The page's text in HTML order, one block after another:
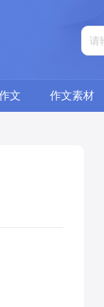
文 作文素材